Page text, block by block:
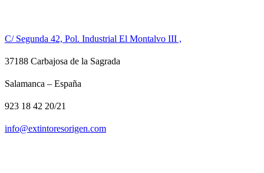
C/ Segunda 42, Pol. Industrial El Montalvo III ,
37188 Carbajosa de la Sagrada
Salamanca – España
923 18 42 20/21
info@extintoresorigen.com